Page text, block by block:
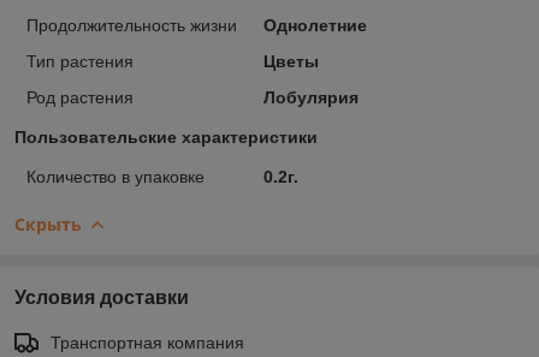
Продолжительность жизни
Однолетние
Тип растения
Цветы
Род растения
Лобулярия
Пользовательские характеристики
Количество в упаковке 0.2г.
Скрыть
Условия доставки
Транспортная компания